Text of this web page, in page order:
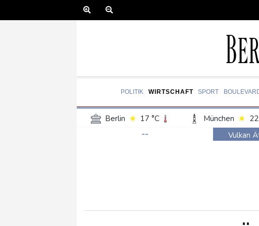
POLITIK WIRTSCHAFT SPORT
Berlin 17 °C München
Frankfurt am Main
--
Vulkan
Skoda